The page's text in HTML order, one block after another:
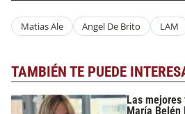
Matias Ale Angel De Brito LAM
TAMBIÉN TE PUEDE
Las
María Belén